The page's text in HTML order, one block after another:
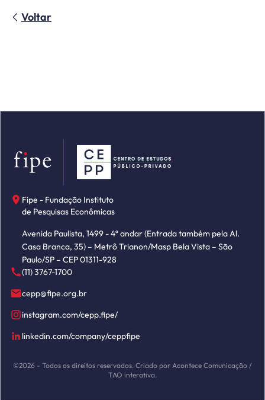
Voltar
Fipe - Fundação Instituto
de Pesquisas Econômicas
Avenida Paulista, 1499 - 4º andar (Entrada também pela Al.
Casa Branca, 35) – Metrô Trianon/Masp Bela Vista – São
Paulo/SP – CEP 01311-928
(11) 3767-1700
cepp@fipe.org.br
instagram.com/cepp.fipe/
linkedin.com/company/ceppfipe
©2026 - Todos os direitos reservados. Criado por Acontece Comunicação /
TAO interativa.